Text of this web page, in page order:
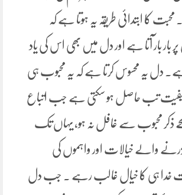
کا ابتدائی طریقہ یہ ہوتا ہے کہ
بار بار آتا ہے اور دل میں بھی اس کی یاد
دل یہ محسوس کرتا ہے کہ یہ محبوب ہی
کیفیت تب حاصل ہو سکتی ہے جب اتباع
ذکر محبوب سے غافل نہ ہو، یہاں تک
والے خیالات اور واہموں کی
خدا ہی کا خیال غالب رہے ۔ جب دل